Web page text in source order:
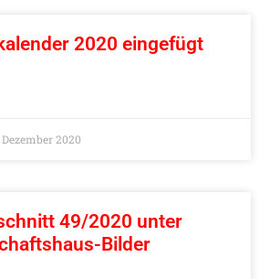
2020 eingefügt
Dezember 2020
49/2020 unter
Bilder